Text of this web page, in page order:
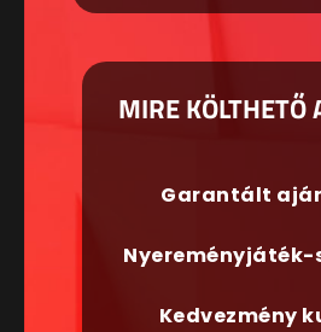
MIRE KÖLTHETŐ
Garantált
Nyereményjáték-
Kedvezmény